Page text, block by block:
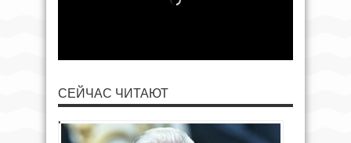
СЕЙЧАС ЧИТАЮТ